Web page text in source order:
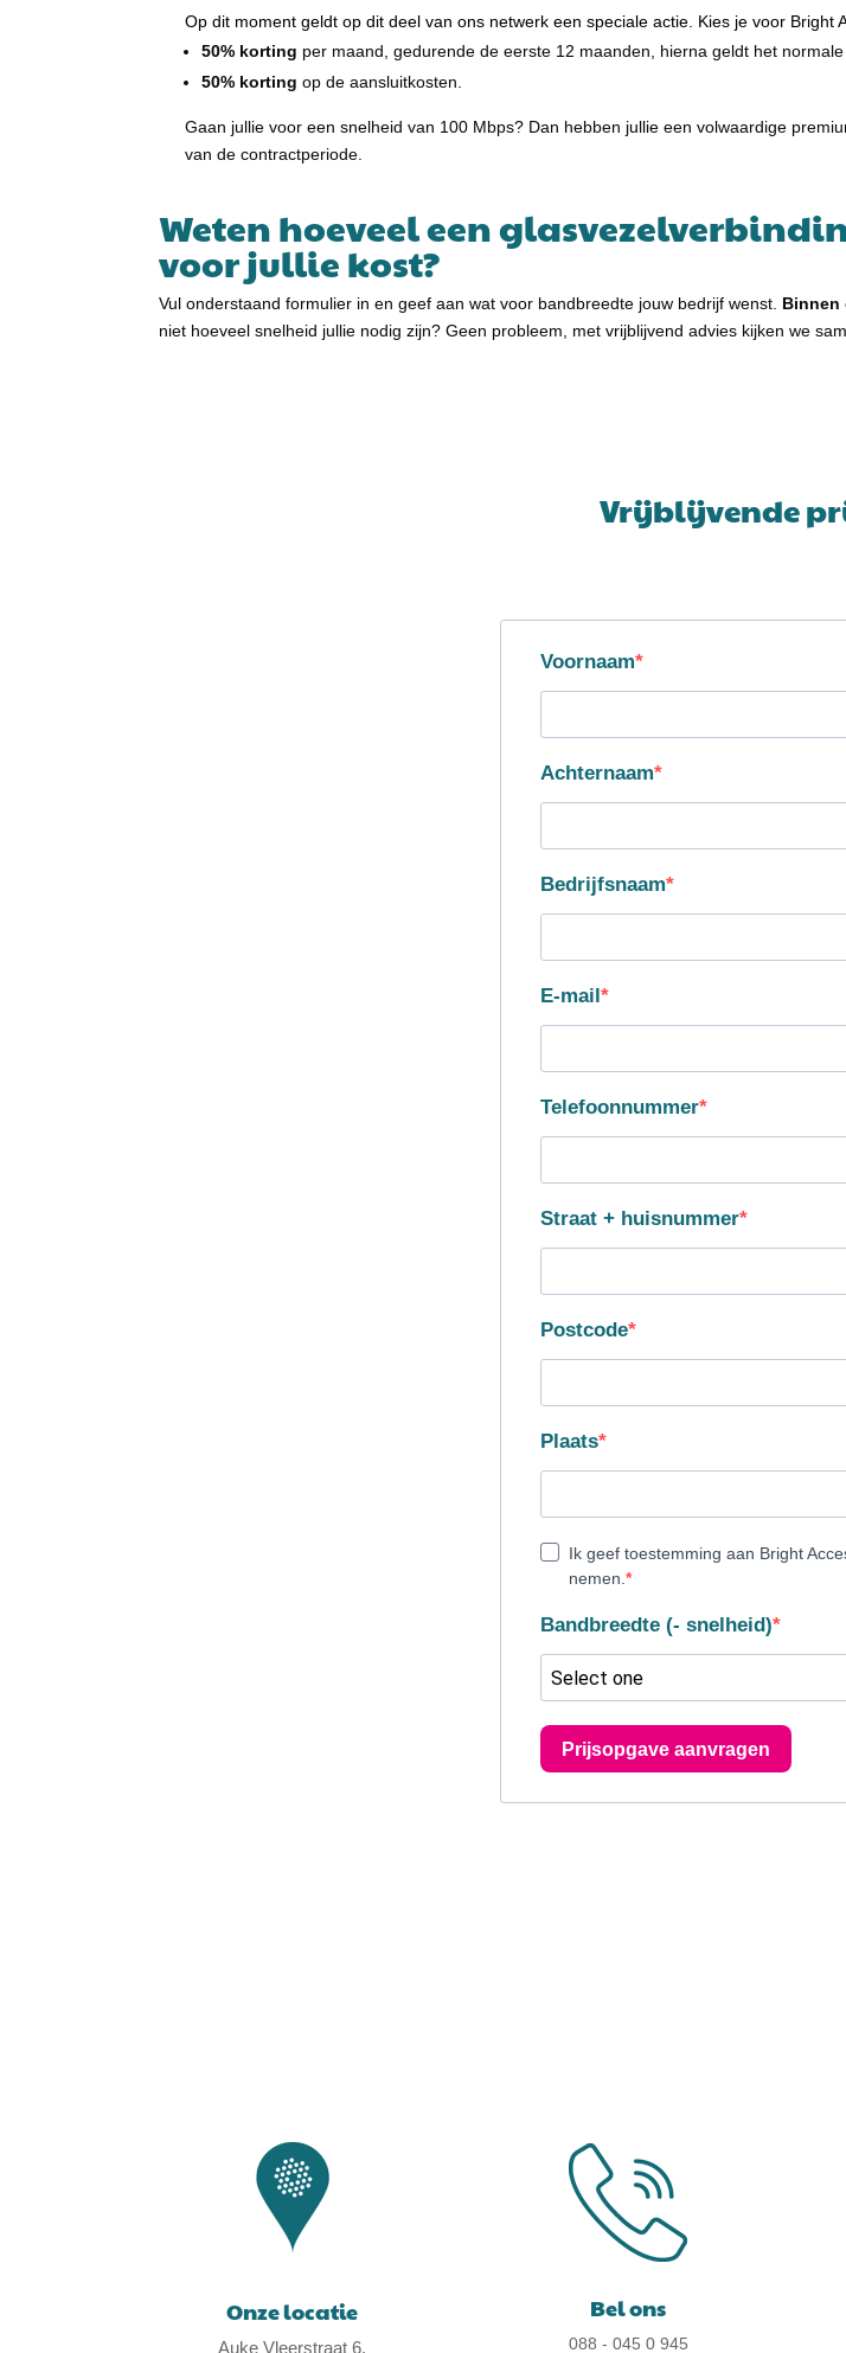
Op dit moment geldt op dit deel van ons netwerk een speciale actie. Kies je voor Bright
50% korting per maand, gedurende de eerste 12 maanden, hierna geldt het
50% korting op de aansluitkosten.
Gaan jullie voor een snelheid van 100 Mbps? Dan hebben jullie een volwaardige
van de contractperiode.
Weten hoeveel een
voor jullie kost?
Vul onderstaand formulier in en geef aan wat voor bandbreedte jouw bedrijf wenst. Binnen
niet hoeveel snelheid jullie nodig zijn? Geen probleem, met vrijblijvend advies kijken we
Vrijblijvende
Onze locatie
Auke Vleerstraat 6,
Bel ons
088 - 045 0 945